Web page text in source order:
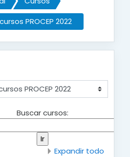
PROCEP 2022
Expandir todo